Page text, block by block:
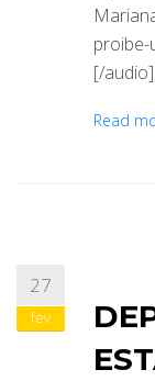
proibe-
[/audio]
Read
27
fev